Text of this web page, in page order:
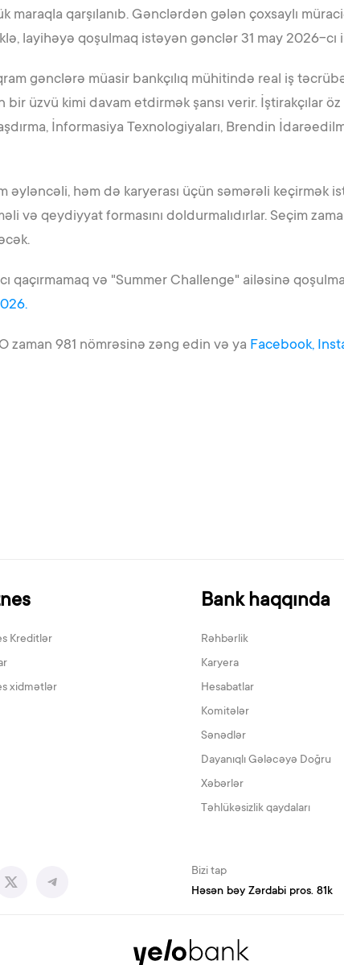
qarşılanıb. Gənclərdən gələn çoxsaylı
layihəyə qoşulmaq istəyən gənclər 31 may 2026-
gənclərə müasir bankçılıq mühitində real iş
bir üzvü kimi davam etdirmək şansı verir. İştirakçılar
İnformasiya Texnologiyaları, Brendin
əyləncəli, həm də karyerası üçün səmərəli keçirmək
və qeydiyyat formasını doldurmalıdırlar. Seçim
qaçırmamaq və "Summer Challenge" ailəsinə
O zaman 981 nömrəsinə zəng edin və ya Facebook,
Kreditlər
xidmətlər
Bank haqqında
Rəhbərlik
Karyera
Hesabatlar
Komitələr
Sənədlər
Dayanıqlı Gələcəyə Doğru
Xəbərlər
Təhlükəsizlik qaydaları
Bizi tap
Həsən bəy Zərdabi pros. 81k